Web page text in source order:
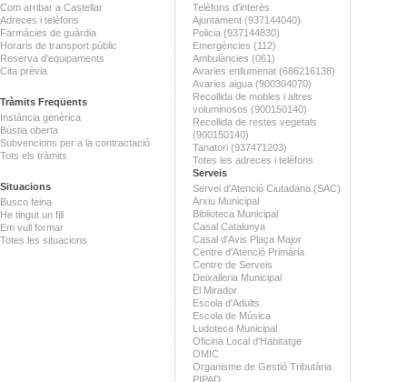
Com arribar a Castellar
Adreces i telèfons
Farmàcies de guàrdia
Horaris de transport públic
Reserva d'equipaments
Cita prèvia
Tràmits Freqüents
Instància genèrica
Bústia oberta
Subvencions per a la contractació
Tots els tràmits
Situacions
Busco feina
He tingut un fill
Em vull formar
Totes les situacions
Telèfons d'interès
Ajuntament (937144040)
Policia (937144830)
Emergències (112)
Ambulàncies (061)
Avaries enllumenat (686216138)
Avaries aigua (900304070)
Recollida de mobles i altres
voluminosos (900150140)
Recollida de restes vegetals
(900150140)
Tanatori (937471203)
Totes les adreces i telèfons
Serveis
Servei d'Atenció Ciutadana (SAC)
Arxiu Municipal
Biblioteca Municipal
Casal Catalunya
Casal d'Avis Plaça Major
Centre d'Atenció Primària
Centre de Serveis
Deixalleria Municipal
El Mirador
Escola d'Adults
Escola de Música
Ludoteca Municipal
Oficina Local d'Habitatge
OMIC
Organisme de Gestió Tributària
PIPAD